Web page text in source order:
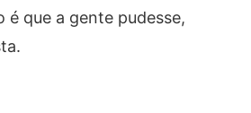
que a gente pudesse,